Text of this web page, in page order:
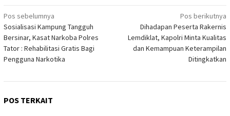
Navigasi
pos
Pos sebelumnya
Sosialisasi Kampung Tangguh
Bersinar, Kasat Narkoba Polres
Tator : Rehabilitasi Gratis Bagi
Pengguna Narkotika
Pos berikutnya
Dihadapan Peserta Rakernis
Lemdiklat, Kapolri Minta Kualitas
dan Kemampuan Keterampilan
Ditingkatkan
POS TERKAIT